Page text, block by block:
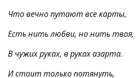
Что вечно путают все карты,
Есть нить любви, но нить твоя,
В чужих руках, в руках азарта.
И стоит только потянуть,